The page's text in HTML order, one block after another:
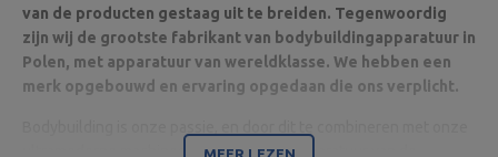
van de producten gestaag uit te breiden. Tegenwoordig
zijn wij de grootste fabrikant van bodybuildingapparatuur in
Polen, met apparatuur van wereldklasse. We hebben een
merk opgebouwd en ervaring opgedaan die ons verplicht.
ultramoderne machines zijn wij in staat apparatuur van de
MEER LEZEN